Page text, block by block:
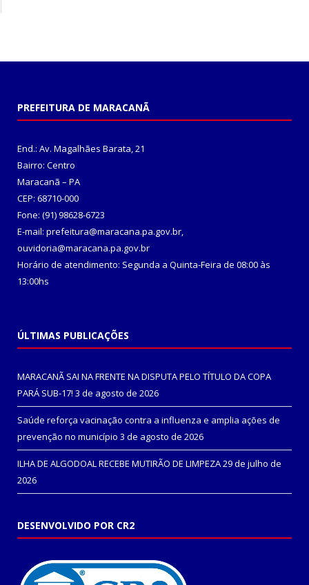
PREFEITURA DE MARACANÃ
End.: Av. Magalhães Barata, 21
Bairro: Centro
Maracanã – PA
CEP: 68710-000
Fone: (91) 98628-6723
E-mail: prefeitura@maracana.pa.gov.br,
ouvidoria@maracana.pa.gov.br
Horário de atendimento: Segunda a Quinta-Feira de 08:00 às
13:00hs
ÚLTIMAS PUBLICAÇÕES
MARACANÃ SAI NA FRENTE NA DISPUTA PELO TÍTULO DA COPA
PARÁ SUB-17! 3 de agosto de 2026
Saúde reforça vacinação contra a influenza e amplia ações de
prevenção no município 3 de agosto de 2026
ILHA DE ALGODOAL RECEBE MUTIRÃO DE LIMPEZA29 de julho de
2026
DESENVOLVIDO POR CR2